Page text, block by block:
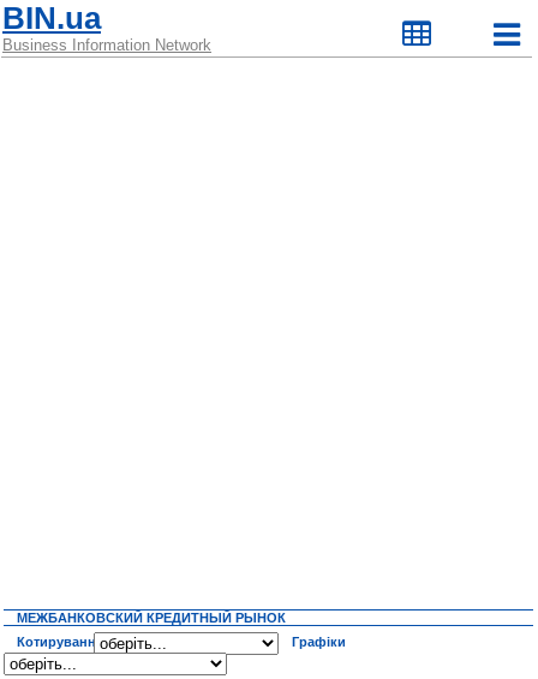
BIN.ua
Business Information Network
МЕЖБАНКОВСКИЙ КРЕДИТНЫЙ РЫНОК
Котирування
Графіки